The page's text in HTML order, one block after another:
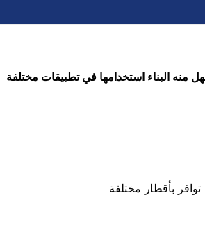
منه البناء استخدامها في تطبيقات مختلفة